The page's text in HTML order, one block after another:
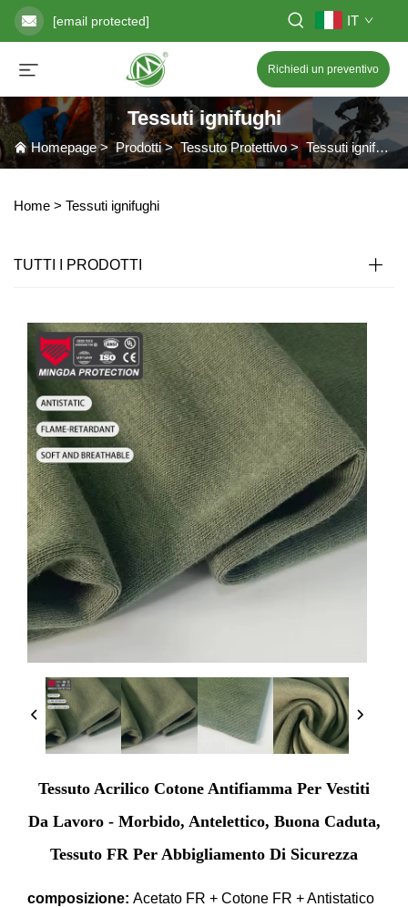
[email protected] IT
Richiedi un preventivo
Tessuti ignifughi
Homepage>Prodotti>Tessuto Protettivo>Tessuti ignifughi
Home > Tessuti ignifughi
TUTTI I PRODOTTI
Tessuto Acrilico Cotone Antifiamma Per Vestiti
Da Lavoro - Morbido, Antelettico, Buona Caduta,
Tessuto FR Per Abbigliamento Di Sicurezza
composizione: Acetato FR + Cotone FR + Antistatico